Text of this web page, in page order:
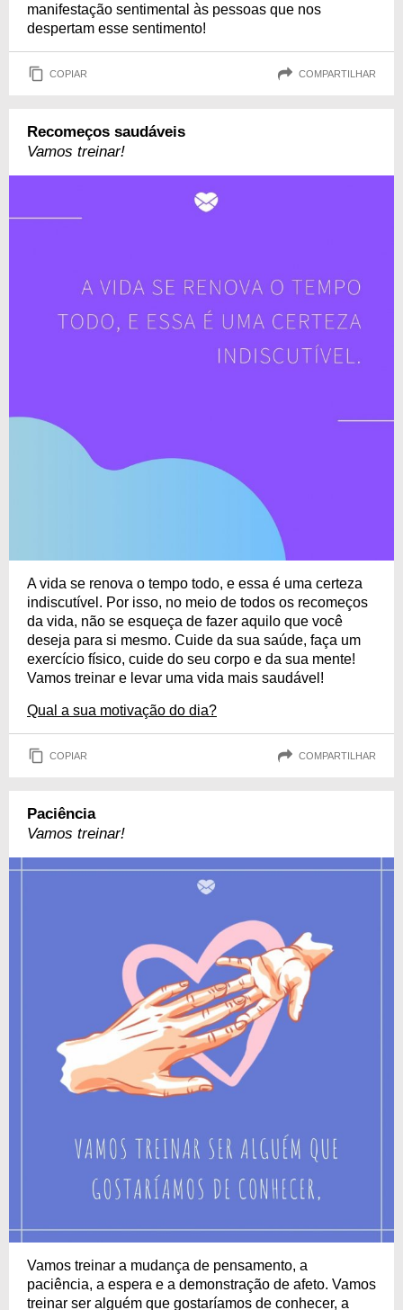
manifestação sentimental às pessoas que nos
despertam esse sentimento!
COPIAR COMPARTILHAR
Recomeços saudáveis
Vamos treinar!
A vida se renova o tempo todo, e essa é uma certeza
indiscutível. Por isso, no meio de todos os recomeços
da vida, não se esqueça de fazer aquilo que você
deseja para si mesmo. Cuide da sua saúde, faça um
exercício físico, cuide do seu corpo e da sua mente!
Vamos treinar e levar uma vida mais saudável!
Qual a sua motivação do dia?
COPIAR COMPARTILHAR
Paciência
Vamos treinar!
Vamos treinar a mudança de pensamento, a
paciência, a espera e a demonstração de afeto. Vamos
treinar ser alguém que gostaríamos de conhecer, a